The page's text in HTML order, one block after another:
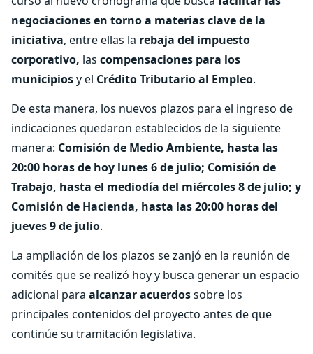
negociaciones en torno a materias clave de la
iniciativa, entre ellas la rebaja del impuesto
corporativo, las compensaciones para los
municipiosy el Crédito Tributario al Empleo.
De esta manera, los nuevos plazos para el ingreso de
indicaciones quedaron establecidos de la siguiente
manera: Comisión de Medio Ambiente, hasta las
20:00 horas de hoy lunes 6 de julio; Comisión de
Trabajo, hasta el mediodía del miércoles 8 de julio; y
Comisión de Hacienda, hasta las 20:00 horas del
jueves 9 de julio.
La ampliación de los plazos se zanjó en la reunión de
comités que se realizó hoy y busca generar un espacio
adicional para alcanzar acuerdossobre los
principales contenidos del proyecto antes de que
continúe su tramitación legislativa.